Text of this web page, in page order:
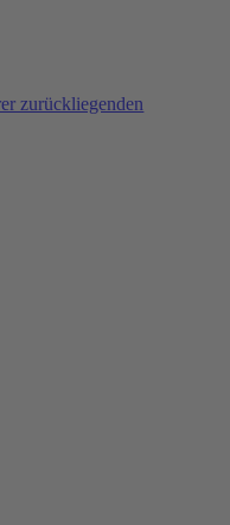
zurückliegenden